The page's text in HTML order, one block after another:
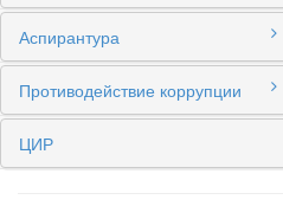
Аспирантура
Противодействие коррупции
ЦИР